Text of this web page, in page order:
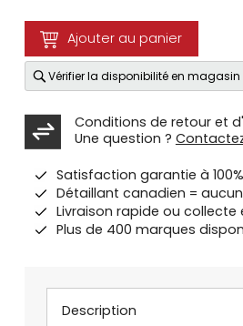
Ajouter au panier
Vérifier la disponibilité en magasin
Conditions de retour et
Une question ?
Satisfaction garantie à 100%
Détaillant canadien =
Livraison rapide ou collecte
Plus de 400 marques
Description